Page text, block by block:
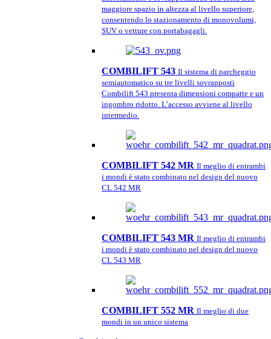
maggiore spazio in altezza al livello superiore,
consentendo lo stazionamento di monovolumi,
SUV o vetture con portabagagli.
COMBILIFT 543 Il sistema di parcheggio
semiautomatico su tre livelli sovrapposti
Combilift 543 presenta dimensioni compatte e un
ingombro ridotto. L’accesso avviene al livello
intermedio.
COMBILIFT 542 MR Il meglio di entrambi
i mondi è stato combinato nel design del nuovo
CL 542 MR
COMBILIFT 543 MR Il meglio di entrambi
i mondi è stato combinato nel design del nuovo
CL 543 MR
COMBILIFT 552 MR Il meglio di due
mondi in un unico sistema